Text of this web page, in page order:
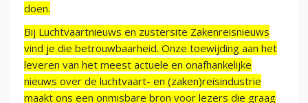
doen.
Bij Luchtvaartnieuws en zustersite Zakenreisnieuws
vind je die betrouwbaarheid. Onze toewijding aan het
leveren van het meest actuele en onafhankelijke
nieuws over de luchtvaart- en (zaken)reisindustrie
maakt ons een onmisbare bron voor lezers die graag